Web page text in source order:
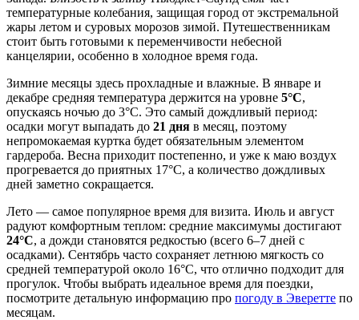
температурные колебания, защищая город от экстремальной
жары летом и суровых морозов зимой. Путешественникам
стоит быть готовыми к переменчивости небесной
канцелярии, особенно в холодное время года.
Зимние месяцы здесь прохладные и влажные. В январе и
декабре средняя температура держится на уровне 5°C,
опускаясь ночью до 3°C. Это самый дождливый период:
осадки могут выпадать до 21 дня в месяц, поэтому
непромокаемая куртка будет обязательным элементом
гардероба. Весна приходит постепенно, и уже к маю воздух
прогревается до приятных 17°C, а количество дождливых
дней заметно сокращается.
Лето — самое популярное время для визита. Июль и август
радуют комфортным теплом: средние максимумы достигают
24°C, а дожди становятся редкостью (всего 6–7 дней с
осадками). Сентябрь часто сохраняет летнюю мягкость со
средней температурой около 16°C, что отлично подходит для
прогулок. Чтобы выбрать идеальное время для поездки,
посмотрите детальную информацию про погоду в Эверетте по
месяцам.